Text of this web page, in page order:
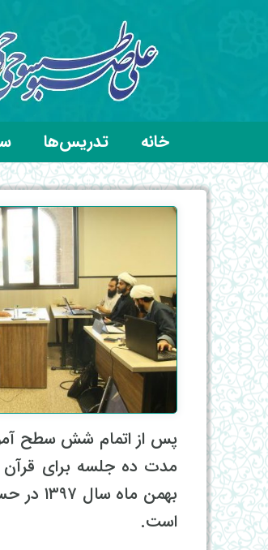
خانه تدریس‌ها
پس از اتمام شش سطح
مدت ده جلسه برای قرآن
بهمن
است.